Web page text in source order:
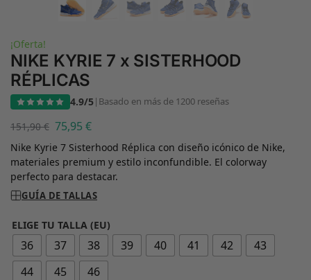
¡Oferta!
NIKE KYRIE 7 x SISTERHOOD
RÉPLICAS
4.9/5| Basado en más de 1200 reseñas
151,90€ 75,95 €
Nike Kyrie 7 Sisterhood Réplica con diseño icónico de Nike,
materiales premium y estilo inconfundible. El colorway
perfecto para destacar.
GUÍA DE TALLAS
ELIGE TU TALLA (EU)
36 37 38 39 40 41 42
43
44
45 46